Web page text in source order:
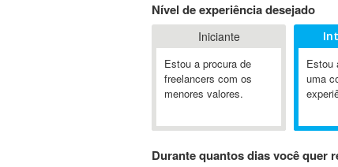
3GSM
4D Dimension
802.11
A&P
A-GPS
Ab Initio
Nível de experiência desejado
Iniciante
Estou a procura de
freelancers com os
menores valores.
Estou
uma
Durante quantos dias você quer